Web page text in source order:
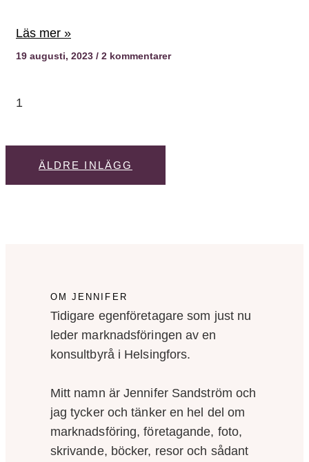
Läs mer »
19 augusti, 2023 2 kommentarer
ÄLDRE INLÄGG
OM JENNIFER
Tidigare egenföretagare som just nu
leder marknadsföringen av en
konsultbyrå i Helsingfors.
Mitt namn är Jennifer Sandström och
jag tycker och tänker en hel del om
marknadsföring, företagande, foto,
skrivande, böcker, resor och sådant